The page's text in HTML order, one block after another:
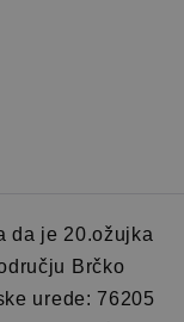
da je 20.ožujka
Brčko
urede: 76205